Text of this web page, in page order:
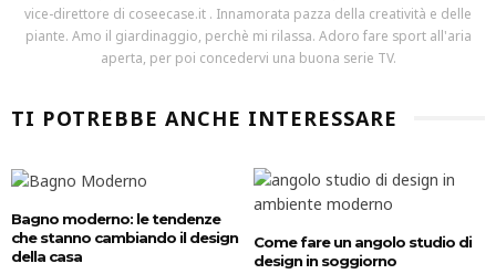
vice-direttore di coseecase.it . Innamorata pazza della creatività e delle
piante. Amo il giardinaggio, perchè mi rilassa. Adoro fare sport all'aria
aperta, per poi concedervi una buona serie TV.
TI POTREBBE ANCHE INTERESSARE
Bagno moderno: le tendenze
che stanno cambiando il design
della casa
Come fare un angolo studio di
design in soggiorno